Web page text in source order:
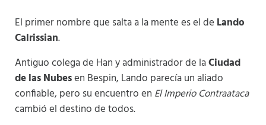
El primer nombre que salta a la mente es el de Lando
Calrissian.
Antiguo colega de Han y administrador de laCiudad
de las Nubesen Bespin, Lando parecía un aliado
confiable, pero su encuentro en El Imperio Contraataca
cambió el destino de todos.